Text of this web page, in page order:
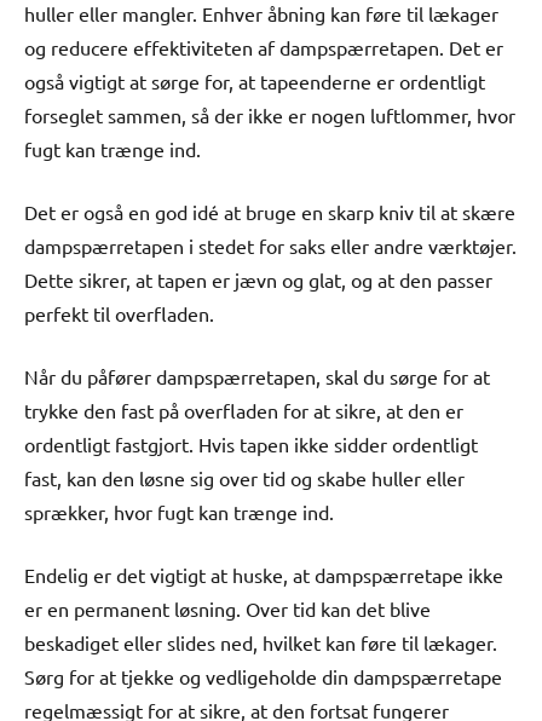
huller eller mangler. Enhver åbning kan føre til lækager
og reducere effektiviteten af ​​dampspærretapen. Det er
også vigtigt at sørge for, at tapeenderne er ordentligt
forseglet sammen, så der ikke er nogen luftlommer, hvor
fugt kan trænge ind.
Det er også en god idé at bruge en skarp kniv til at skære
dampspærretapen i stedet for saks eller andre værktøjer.
Dette sikrer, at tapen er jævn og glat, og at den passer
perfekt til overfladen.
Når du påfører dampspærretapen, skal du sørge for at
trykke den fast på overfladen for at sikre, at den er
ordentligt fastgjort. Hvis tapen ikke sidder ordentligt
fast, kan den løsne sig over tid og skabe huller eller
sprækker, hvor fugt kan trænge ind.
Endelig er det vigtigt at huske, at dampspærretape ikke
er en permanent løsning. Over tid kan det blive
beskadiget eller slides ned, hvilket kan føre til lækager.
Sørg for at tjekke og vedligeholde din dampspærretape
regelmæssigt for at sikre, at den fortsat fungerer